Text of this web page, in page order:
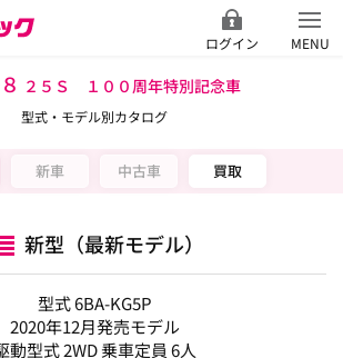
ログイン MENU
２５Ｓ １００周年特別記念車
型式・モデル別カタログ
新車 中古車 買取
新型（最新モデル）
型式 6BA-KG5P
2020年12月発売モデル
動型式 2WD 乗車定員 6人